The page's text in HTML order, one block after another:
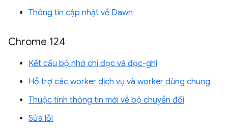
Thông tin cập nhật về Dawn
Chrome 124
Kết cấu bộ nhớ chỉ đọc và đọc-ghi
Hỗ trợ các worker dịch vụ và worker dùng chung
Thuộc tính thông tin mới về bộ chuyển đổi
Sửa lỗi